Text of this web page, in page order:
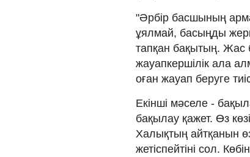
"Әрбір басшының
ұялмай, басыңды
тапқан бақытың. Жас
жауапкершілік ала
оған жауап беруге
Екінші мәселе -
бақылау қажет. Өз
Халықтың айтқанын
жетіспейтіні сол.